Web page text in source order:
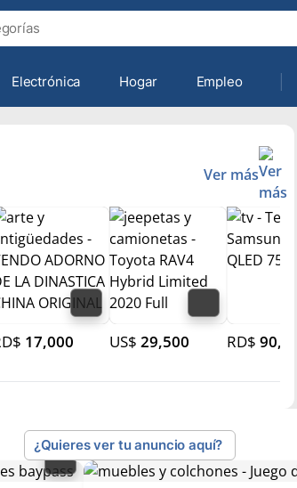
Electrónica Hogar Empleo
Ver más
17,000 US$ 29,500 RD$
¿Quieres ver tu anuncio aquí?